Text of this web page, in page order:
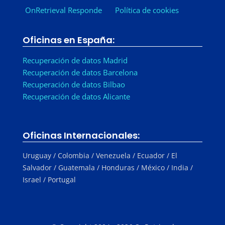
OnRetrieval Responde Política de cookies
Oficinas en España:
Recuperación de datos Madrid
Recuperación de datos Barcelona
Recuperación de datos Bilbao
Recuperación de datos Alicante
Oficinas Internacionales:
Uruguay / Colombia / Venezuela / Ecuador / El
Salvador / Guatemala / Honduras / México / India /
Israel / Portugal